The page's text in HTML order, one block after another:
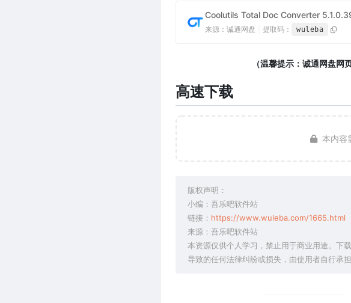
Coolutils Total Doc Converter
来源：诚通网盘 提取码： wuleba
（温馨提示：诚通网盘网
高速下载
本内容
版权声明：
小编：吾乐吧软件站
链接： https://www.wuleba.com/1665.html
来源：吾乐吧软件站
本资源仅供个人学习，禁止用于商业用途。下
导致的任何法律纠纷或损失，由使用者自行承担